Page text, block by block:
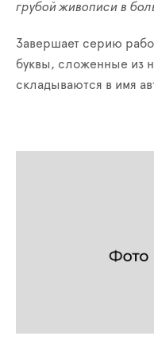
грубой живописи в
Завершает серию
буквы, сложенные из
складываются в имя